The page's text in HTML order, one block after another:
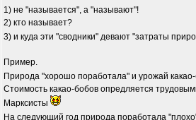
1) не "называется", а "называют"!
2) кто называет?
3) и куда эти "сводники" девают "затраты
Пример.
Природа "хорошо поработала" и урожай
Стоимость какао-бобов опредляется
Марксисты
На следующий год природа поработала